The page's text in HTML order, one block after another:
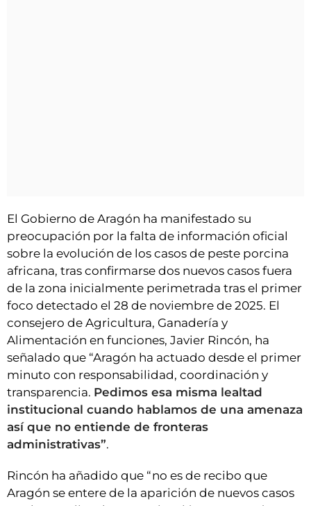
El Gobierno de Aragón ha manifestado su
preocupación por la falta de información oficial
sobre la evolución de los casos de peste porcina
africana, tras confirmarse dos nuevos casos fuera
de la zona inicialmente perimetrada tras el primer
foco detectado el 28 de noviembre de 2025. El
consejero de Agricultura, Ganadería y
Alimentación en funciones, Javier Rincón, ha
señalado que “Aragón ha actuado desde el primer
minuto con responsabilidad, coordinación y
transparencia. Pedimos esa misma lealtad
institucional cuando hablamos de una amenaza
así que no entiende de fronteras
administrativas”.
Rincón ha añadido que “no es de recibo que
Aragón se entere de la aparición de nuevos casos